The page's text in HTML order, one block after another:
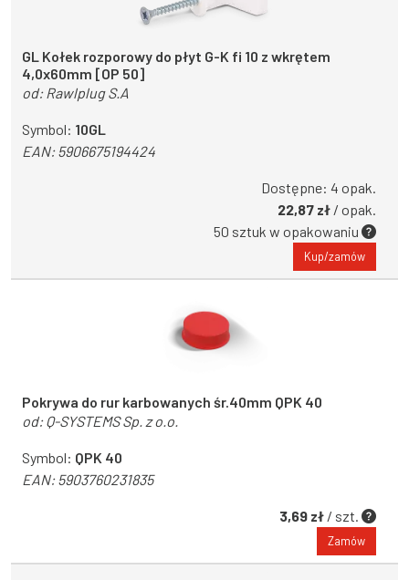
GL Kołek rozporowy do płyt G-K fi 10 z wkrętem
4,0x60mm [OP 50]
od: Rawlplug S.A
Symbol: 10GL
EAN:5906675194424
Dostępne: 4 opak.
22,87 zł / opak.
50 sztuk w opakowaniu
Kup/zamów
Pokrywa do rur karbowanych śr.40mm QPK 40
od:Q-SYSTEMS Sp. z o.o.
Symbol: QPK 40
EAN:5903760231835
3,69 zł / szt.
Zamów